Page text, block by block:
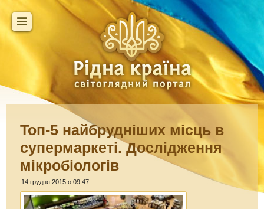
Топ-5 найбрудніших місць в
супермаркеті. Дослідження
мікробіологів
14 грудня 2015 о 09:47